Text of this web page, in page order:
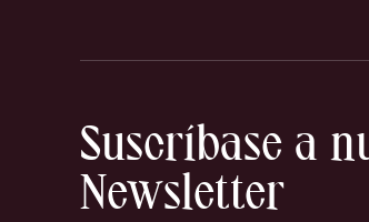
Suscríbase a
Newsletter